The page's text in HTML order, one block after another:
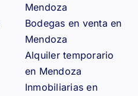
Mendoza
Bodegas en venta en
Mendoza
Alquiler temporario
en Mendoza
Inmobiliarias en